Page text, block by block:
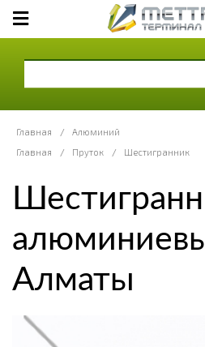
Главная /
Алюминий
Главная
/ Пруток / Шестигранник
Алматы